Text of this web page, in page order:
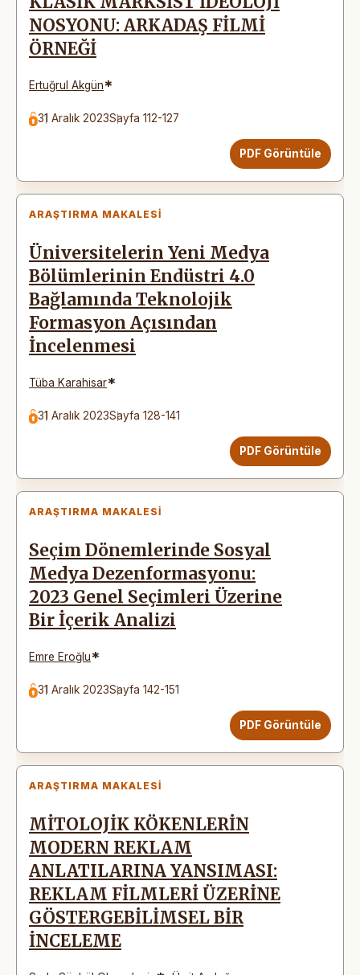
NOSYONU: ARKADAŞ FİLMİ
ÖRNEĞİ
Ertuğrul Akgün*
31 Aralık 2023Sayfa 112-127
PDF Görüntüle
ARAŞTIRMA MAKALESI
Üniversitelerin Yeni Medya
Bölümlerinin Endüstri 4.0
Bağlamında Teknolojik
Formasyon Açısından
İncelenmesi
Tüba Karahisar*
31 Aralık 2023Sayfa 128-141
PDF Görüntüle
ARAŞTIRMA MAKALESI
Seçim Dönemlerinde Sosyal
Medya Dezenformasyonu:
2023 Genel Seçimleri Üzerine
Bir İçerik Analizi
Emre Eroğlu*
31 Aralık 2023Sayfa 142-151
PDF Görüntüle
ARAŞTIRMA MAKALESI
MİTOLOJİK KÖKENLERİN
MODERN REKLAM
ANLATILARINA YANSIMASI:
REKLAM FİLMLERİ ÜZERİNE
GÖSTERGEBİLİMSEL BİR
İNCELEME